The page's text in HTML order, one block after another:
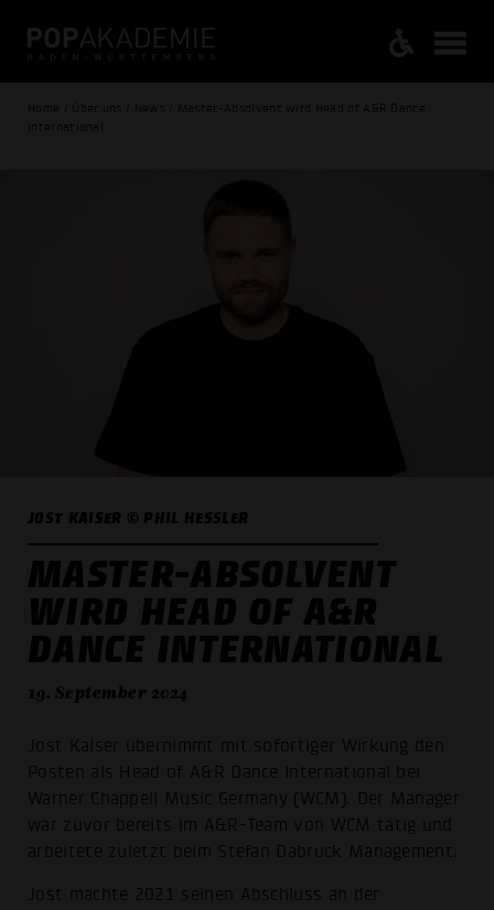
Home / Über uns / News / Master-Absolvent wird Head of A&R Dance
International
JOST KAISER © PHIL HESSLER
MASTER-ABSOLVENT
WIRD HEAD OF A&R
DANCE INTERNATIONAL
19. September 2024
Jost Kaiser übernimmt mit sofortiger Wirkung den
Posten als Head of A&R Dance International bei
Warner Chappell Music Germany (WCM). Der Manager
war zuvor bereits im A&R-Team von WCM tätig und
arbeitete zuletzt beim Stefan Dabruck Management.
Jost machte 2021 seinen Abschluss an der